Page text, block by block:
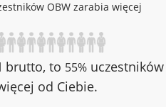
OBW zarabia więcej
brutto, to 55% uczestników
od Ciebie.